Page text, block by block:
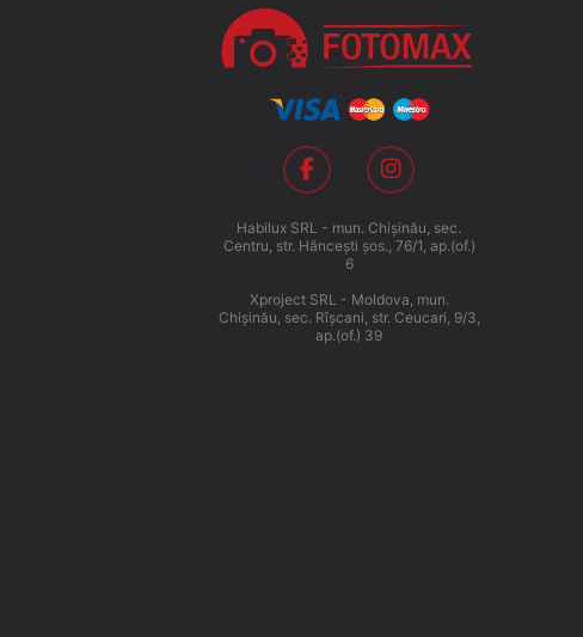
Habilux SRL - mun. Chişinău, sec.
Centru, str. Hânceşti şos., 76/1, ap.(of.)
6
Xproject SRL - Moldova, mun.
Chişinău, sec. Rîşcani, str. Ceucari, 9/3,
ap.(of.) 39